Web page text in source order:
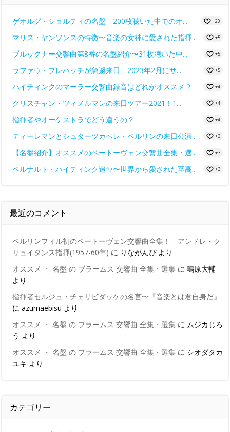
ゲオルグ・ショルティの名盤 200枚聴いた中でのオ... +20
マリス・ヤンソンスの特徴〜音楽の女神に愛された指揮... +5
ブルックナー交響曲第8番の名盤紹介〜31枚聴いた中... +5
ラファウ・ブレハッチが急遽来日、2023年2月にサ... +5
ハイティンクのマーラー交響曲録音はどれがオススメ？ +4
クリスチャン・ツィメルマンの来日ツアー2021！1... +4
指揮者やオーケストラでどう違うの？ +4
ティーレマンとシュターツカペレ・ベルリンの来日公演... +3
【名盤紹介】オススメのベートーヴェン交響曲全集・選... +3
ベルナルト・ハイティンク追悼〜世界から愛された至高... +3
最近のコメント
ベルリンフィル初のベートーヴェン交響曲全集！ アンドレ・ク
リュイタンス指揮(1957-60年) に りながんぴより
オススメ ・ 名盤 の ブラームス 交響曲 全集・選集 に 鴫原大輔
より
指揮者セルジュ・チェリビダッケの名言〜『音楽とは君自身だ』
に azumaebisu より
オススメ ・ 名盤 の ブラームス 交響曲 全集・選集 に ムジカじろ
う より
オススメ ・ 名盤 の ブラームス 交響曲 全集・選集 に シオダタカ
ユキ より
カテゴリー